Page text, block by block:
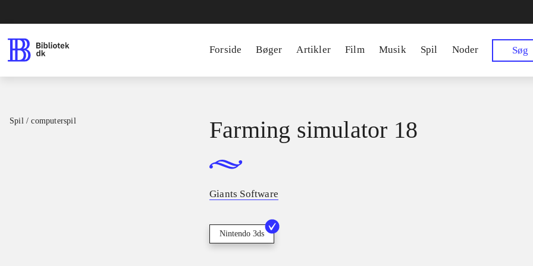
Forside Bøger Artikler Film Musik Spil Noder Søg
Spil / computerspil Farming simulator 18
Giants Software
Nintendo 3ds